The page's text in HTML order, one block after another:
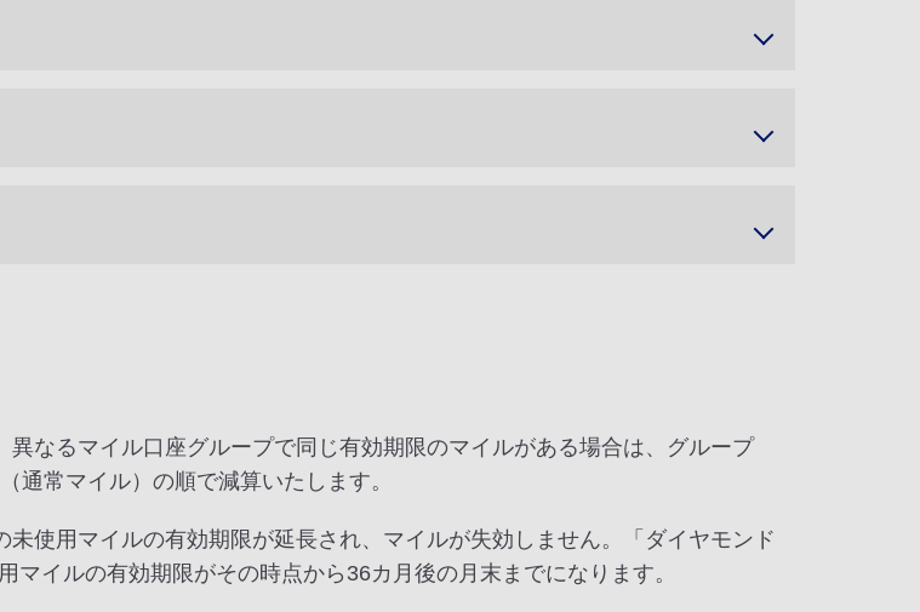
なるマイル口座グループで同じ有効期限のマイルがある場合は、グループ
通常マイル）の順で減算いたします。
使用マイルの有効期限が延長され、マイルが失効しません。「ダイヤモンド
イルの有効期限がその時点から36カ月後の月末までになります。